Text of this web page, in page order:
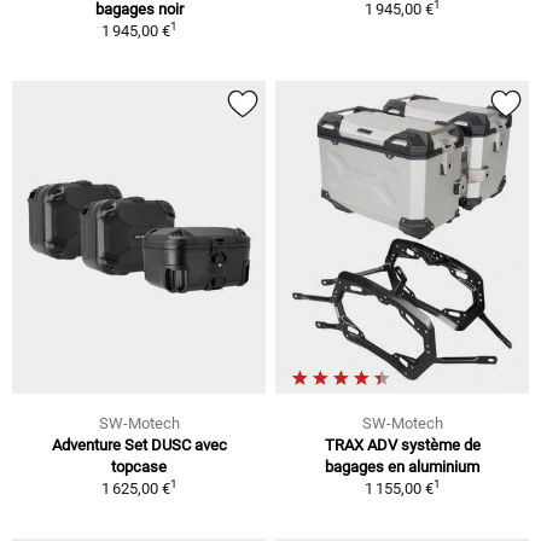
bagages noir
1 945,00 €1
1 945,00 €1
SW-Motech
Adventure Set DUSC avec
topcase
1 625,00 €1
SW-Motech
TRAX ADV système de
bagages en aluminium
1 155,00 €1